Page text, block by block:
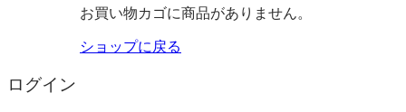
お買い物カゴに商品がありません。
ショップに戻る
ログイン